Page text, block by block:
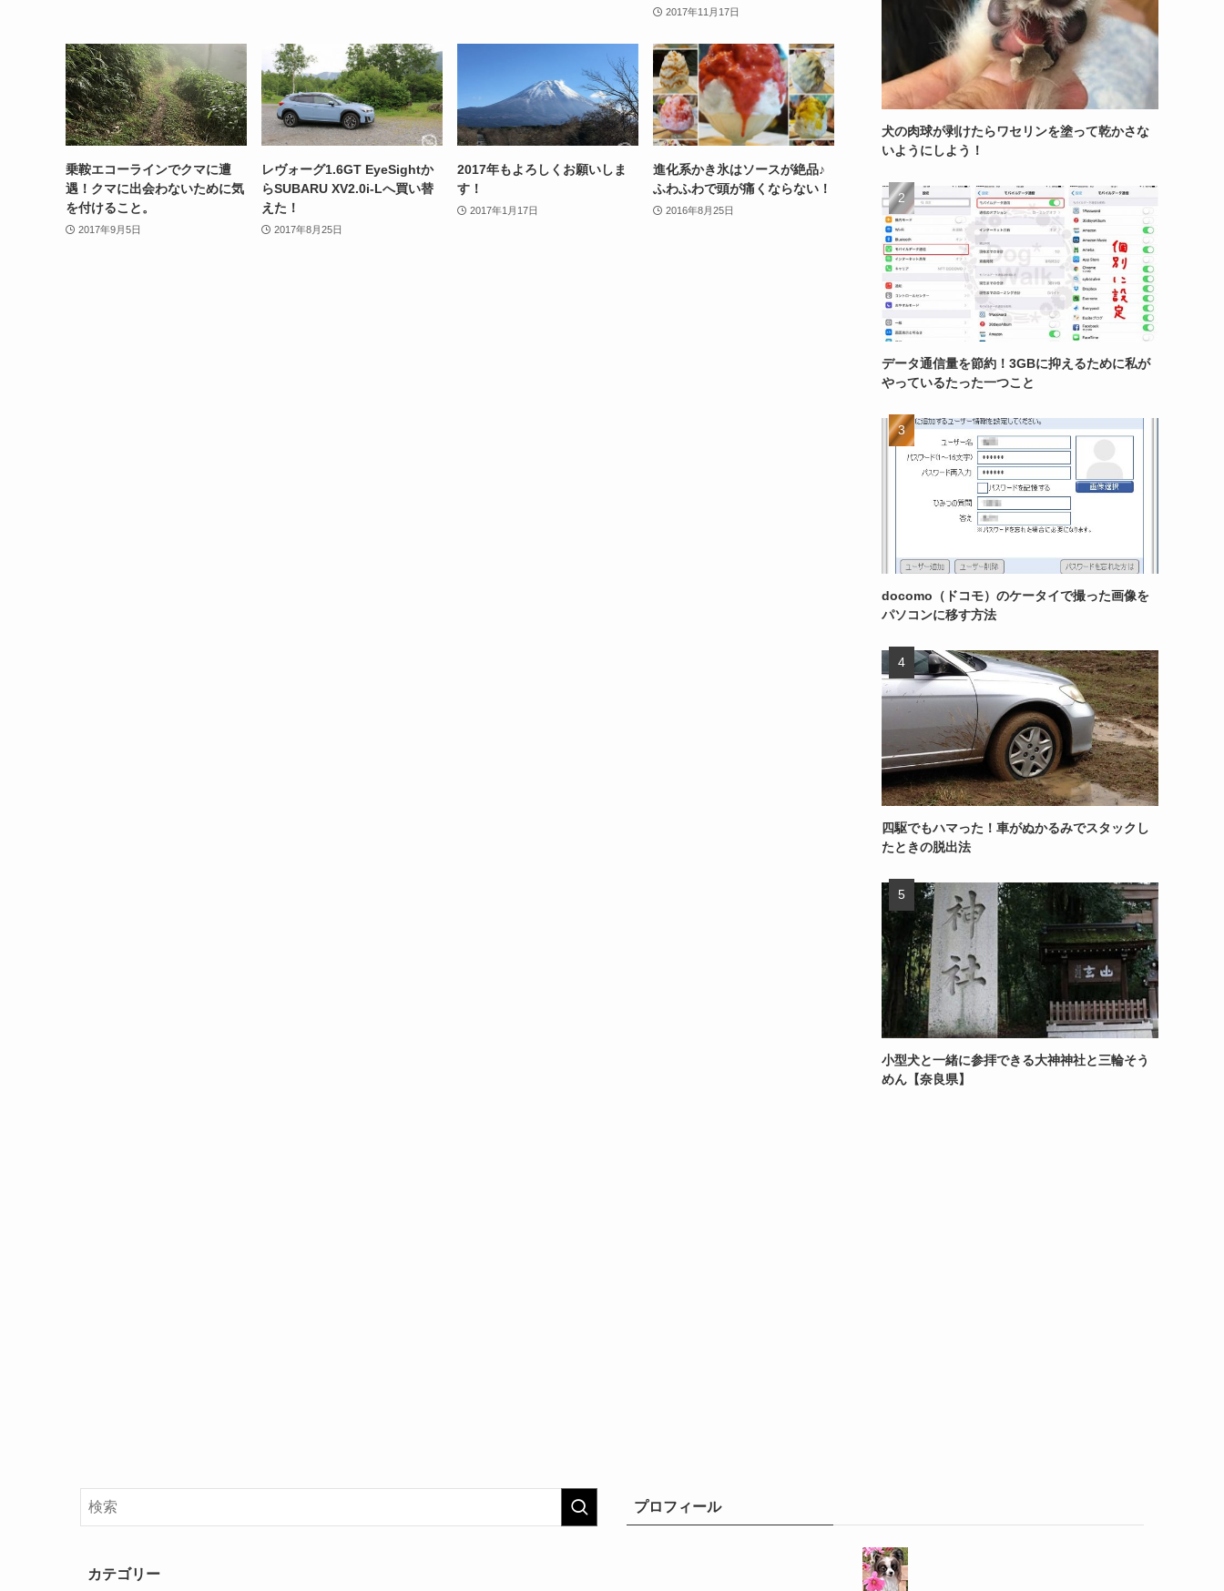
2017年11月17日
乗鞍エコーラインでクマに遭
遇！クマに出会わないために気
を付けること。
2017年9月5日
レヴォーグ1.6GT EyeSightか
らSUBARU XV2.0i-Lへ買い替
えた！
2017年8月25日
2017年もよろしくお願いしま
す！
2017年1月17日
進化系かき氷はソースが絶品♪
ふわふわで頭が痛くならない！
2016年8月25日
犬の肉球が剥けたらワセリンを塗って乾かさな
いようにしよう！
データ通信量を節約！3GBに抑えるために私が
やっているたった一つこと
docomo（ドコモ）のケータイで撮った画像を
パソコンに移す方法
四駆でもハマった！車がぬかるみでスタックし
たときの脱出法
小型犬と一緒に参拝できる大神神社と三輪そう
めん【奈良県】
カテゴリー
プロフィール